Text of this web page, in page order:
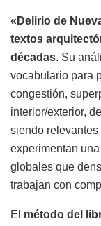
«Delirio de
textos
décadas. Su
vocabulario para
congestión,
interior/exterior,
siendo
experimentan
globales que
trabajan con
El método del